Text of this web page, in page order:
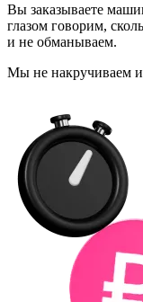
Вы заказываете
глазом говорим,
и не обманываем.
Мы не накручиваем